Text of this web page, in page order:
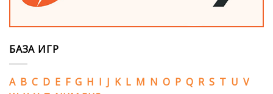
БАЗА ИГР
A B C D E F G H I J K L M N O P Q R S T U V